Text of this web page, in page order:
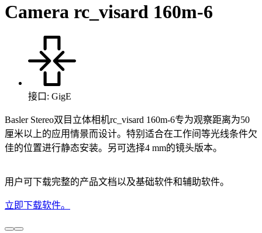
Camera rc_visard 160m-6
接口: GigE
Basler Stereo双目立体相机rc_visard 160m-6专为观察距离为50
厘米以上的应用情景而设计。特别适合在工作间等光线条件欠
佳的位置进行静态安装。另可选择4 mm的镜头版本。
用户可下载完整的产品文档以及基础软件和辅助软件。
立即下载软件。